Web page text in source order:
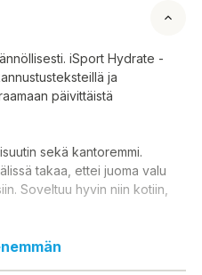
iSport Hydrate -
ja
päivittäistä
sekä kantoremmi.
takaa, ettei juoma valu
Soveltuu hyvin niin kotiin,